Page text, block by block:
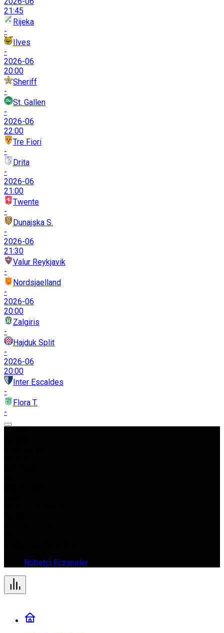
21:45
Rijeka
-
Ilves
-
2026-06
20:00
Sheriff
-
St. Gallen
-
2026-06
22:00
Tre Fiori
-
Drita
-
2026-06
21:00
Twente
-
Dunajska S.
-
2026-06
21:30
Valur Reykjavik
-
Nordsjaelland
-
2026-06
20:00
Zalgiris
-
Hajduk Split
-
2026-06
20:00
Inter Escaldes
-
Flora T.
-
Nöbetçi Eczaneler